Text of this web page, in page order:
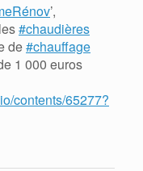
’,
#chaudières
de#chauffage
1 000 euros
contents/65277?